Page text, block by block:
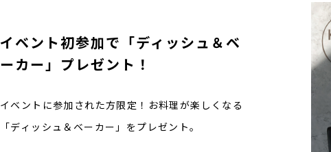
イベント初参加で「ディッシュ＆ベ
ーカー」プレゼント！
イベントに参加された方限定！お料理が楽しくなる
「ディッシュ＆ベーカー」をプレゼント。